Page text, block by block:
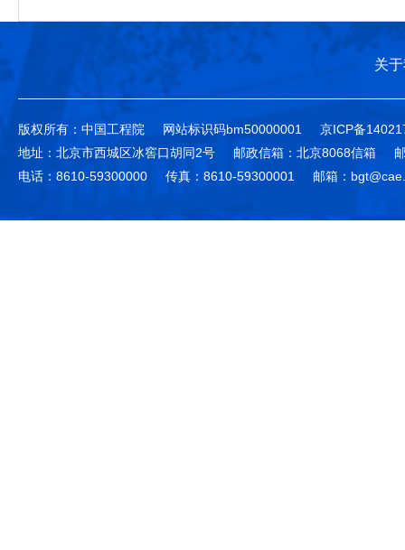
关
版权所有：中国工程院 网站标识码bm50000001
京ICP备
地址：北京市西城区冰窖口胡同2号
邮政信箱：北京8068信箱
电话：8610-59300000
传真：8610-59300001 邮箱：